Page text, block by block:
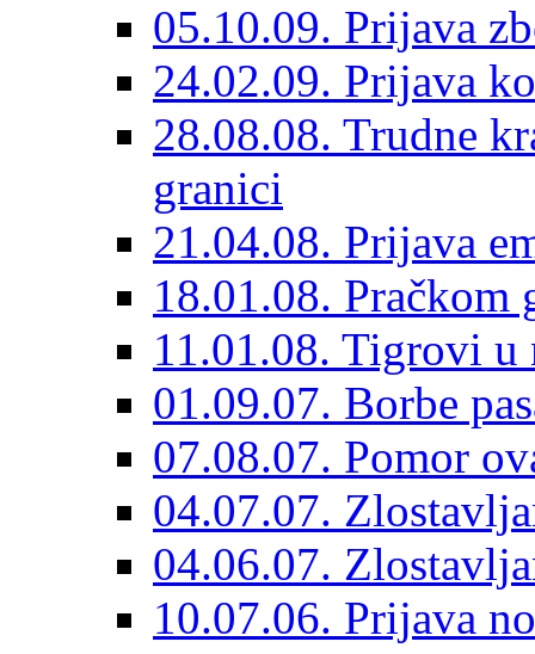
05.10.09. Prijava
24.02.09. Prijava
28.08.08. Trudne
granici
21.04.08. Prijava
18.01.08. Pračkom
11.01.08. Tigrovi u
01.09.07. Borbe
07.08.07. Pomor
04.07.07.
04.06.07.
10.07.06. Prijava